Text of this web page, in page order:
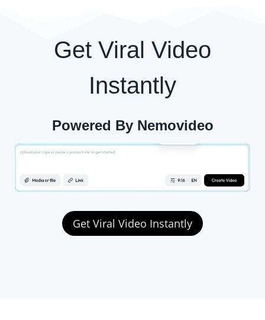
Get Viral Video
Instantly
Powered By Nemovideo
Get Viral Video Instantly